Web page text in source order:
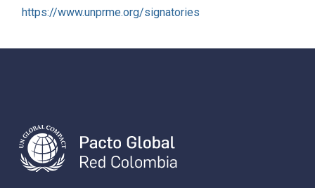
https://www.unprme.org/signatories